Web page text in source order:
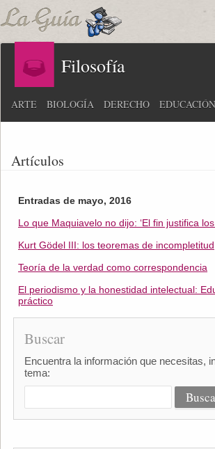
Filosofía
ARTE BIOLOGÍA DERECHO EDUCACIÓN
Artículos
Entradas de mayo, 2016
Lo que Maquiavelo no dijo: ‘El fin justifica los
Kurt Gödel III: los teoremas de incompletitud
Teoría de la verdad como correspondencia
El periodismo y la honestidad intelectual:
práctico
Buscar
Encuentra la información que necesitas,
tema: